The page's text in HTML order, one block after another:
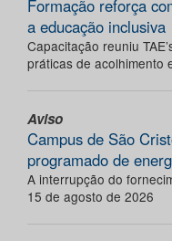
Formação reforça
a educação inclusiva
Capacitação reuniu
práticas de acolhimento
Aviso
Campus de São
programado de
A interrupção do
15 de agosto de 2026